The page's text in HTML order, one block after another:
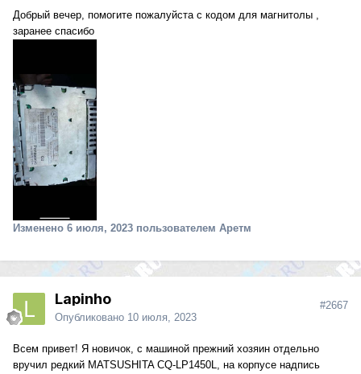
Добрый вечер, помогите пожалуйста с кодом для магнитолы ,
заранее спасибо
Изменено 6 июля, 2023 пользователем Аретм
Lapinho
Опубликовано 10 июля, 2023
#2667
Всем привет! Я новичок, с машиной прежний хозяин отдельно
вручил редкий MATSUSHITA CQ-LP1450L, на корпусе надпись